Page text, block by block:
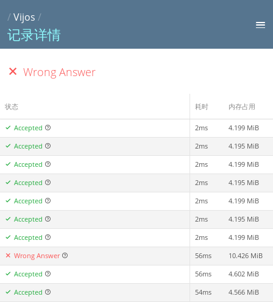
/Vijos /
记录详情
Wrong Answer
状态 耗时 内存占用
Accepted 2ms 4.199 MiB
Accepted 2ms 4.195 MiB
Accepted 2ms 4.199 MiB
Accepted 2ms 4.195 MiB
Accepted 2ms 4.199 MiB
Accepted 2ms 4.195 MiB
Accepted 2ms 4.199 MiB
Wrong Answer 56ms 10.426 MiB
Accepted 56ms 4.602 MiB
Accepted 54ms 4.566 MiB